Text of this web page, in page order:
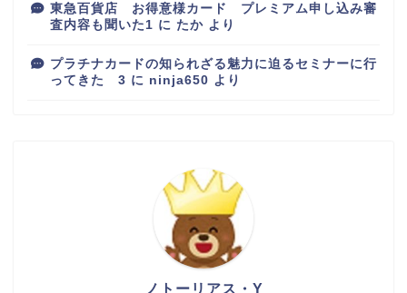
東急百貨店 お得意様カード プレミアム申し込み審
査内容も聞いた1 に たか より
プラチナカードの知られざる魅力に迫るセミナーに行
ってきた 3 に ninja650 より
ノトーリアス・Y